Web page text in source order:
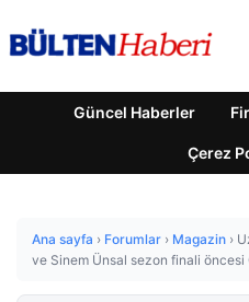
Güncel Haberler
Çerez
Ana sayfa › Forumlar › Magazin ›
ve Sinem Ünsal sezon finali öncesi